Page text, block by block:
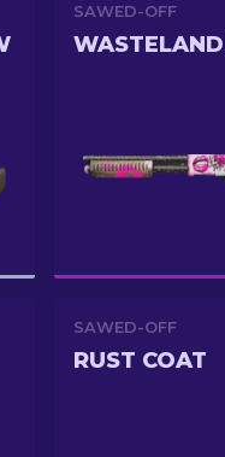
SAWED-OFF
SAWED-OFF
RUST COAT